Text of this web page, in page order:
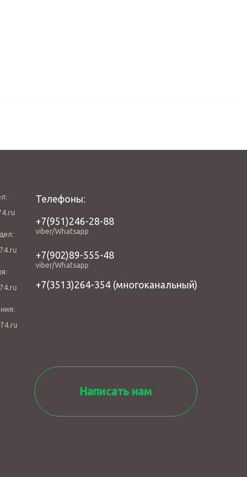
Телефоны:
+7(951)246-28-88
viber/Whatsapp
+7(902)89-555-48
viber/Whatsapp
+7(3513)264-354(многоканальный)
Написать нам